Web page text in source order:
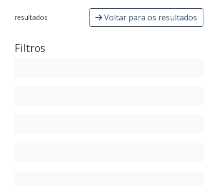
resultados Voltar para os resultados
Filtros